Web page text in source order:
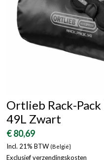
Ortlieb Rack-
49L Zwart
€ 80,69
Incl. 21% BTW (België}
Exclusief verzendingskosten